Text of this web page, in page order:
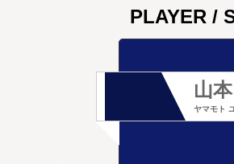
PLAYER /
山
ヤマモト